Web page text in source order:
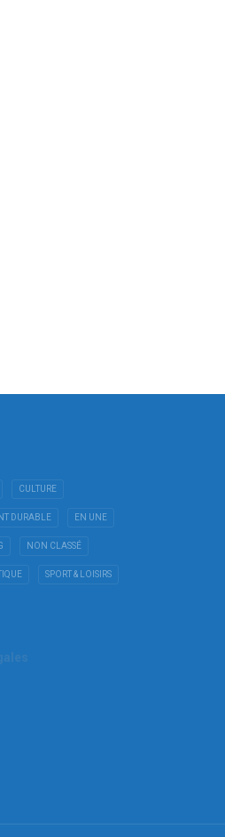
CULTURE
DURABLE EN UNE
NON CLASSÉ
SPORT & LOISIRS